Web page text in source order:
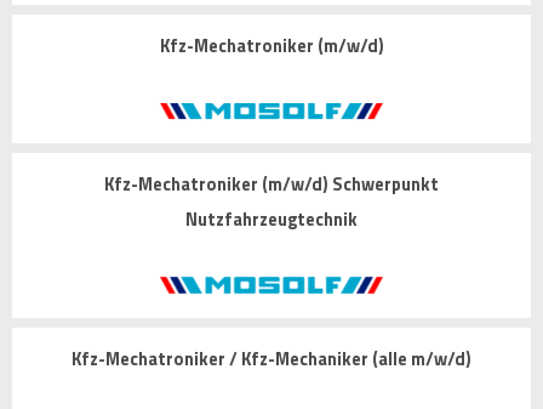
Kfz-Mechatroniker (m/w/d)
Kfz-Mechatroniker (m/w/d) Schwerpunkt
Nutzfahrzeugtechnik
Kfz-Mechatroniker / Kfz-Mechaniker (alle m/w/d)